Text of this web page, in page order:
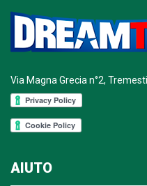
Via Magna Grecia n°2,
AIUTO